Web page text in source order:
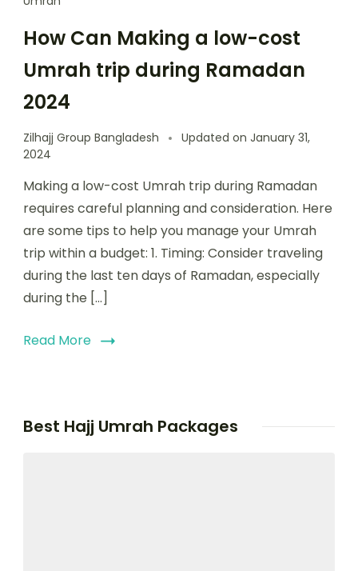
How Can Making a low-cost
Umrah trip during Ramadan
2024
Zilhajj Group Bangladesh Updated on January 31,
2024
Making a low-cost Umrah trip during Ramadan
requires careful planning and consideration. Here
are some tips to help you manage your Umrah
trip within a budget: 1. Timing: Consider traveling
during the last ten days of Ramadan, especially
during the […]
Read More
Best Hajj Umrah Packages